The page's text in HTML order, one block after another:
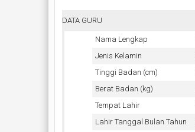
DATA GURU
Nama Lengkap
Jenis Kelamin
Tinggi Badan (cm)
Berat Badan (kg)
Tempat Lahir
Lahir Tanggal Bulan Tahun